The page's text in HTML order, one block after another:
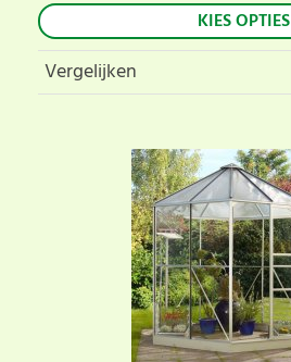
KIES OPTIES
Vergelijken